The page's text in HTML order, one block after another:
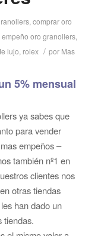
,comprar oro
empeño oro granollers,
lujo, rolex / por Mas
5% mensual
ya sabes que
para vender
empeños –
también nº1 en
clientes nos
otras tiendas
han dado un
tiendas.